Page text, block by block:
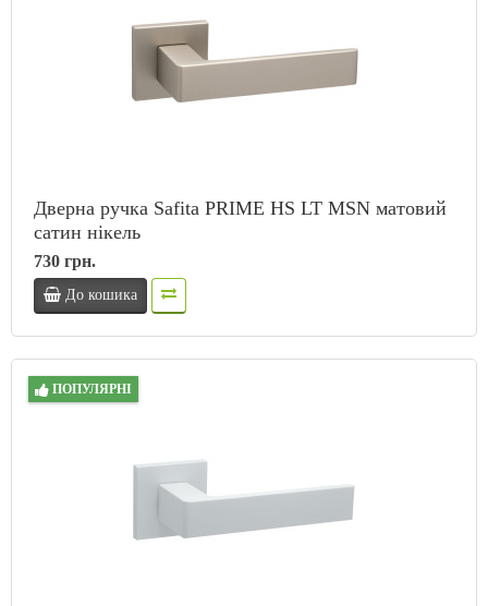
Дверна ручка Safita PRIME HS LT MSN матовий
сатин нікель
730 грн.
До кошика
ПОПУЛЯРНІ